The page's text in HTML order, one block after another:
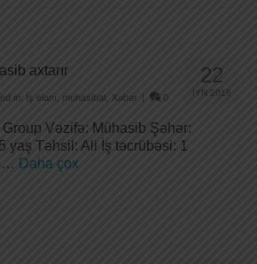
22
İYN 2018
axtarır
in: İş elanı muhasibat Xəbər | 0
Group Vəzifə: Mühasib Şəhər:
yaş Təhsil: Ali İş təcrübəsi: 1
… Daha çox